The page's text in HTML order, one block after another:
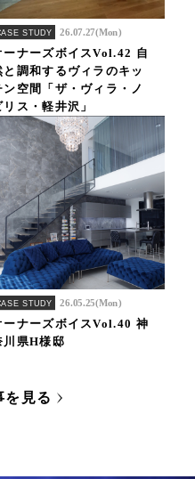
STUDY 26.07.27(Mon)
ーナーズボイスVol.42 自
と調和するヴィラのキッ
ン空間「ザ・ヴィラ・ノ
リス・軽井沢」
STUDY 26.05.25(Mon)
ーナーズボイスVol.40 神
川県H様邸
を見る